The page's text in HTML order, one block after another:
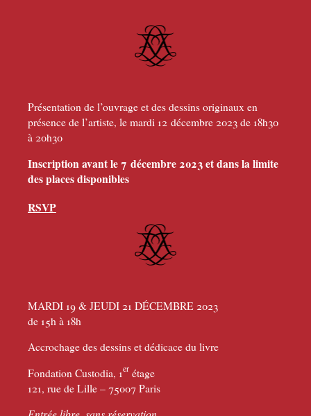
Présentation de l’ouvrage et des dessins originaux en
présence de l’artiste, le mardi 12 décembre 2023 de 18h30
à 20h30
Inscription avant le 7 décembre 2023 et dans la limite
des places disponibles
RSVP
MARDI 19 & JEUDI 21 DÉCEMBRE 2023
de 15h à 18h
Accrochage des dessins et dédicace du livre
Fondation Custodia, 1er étage
121, rue de Lille – 75007 Paris